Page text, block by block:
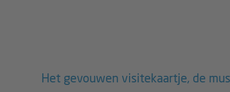
Het gevouwen visitekaartje, de